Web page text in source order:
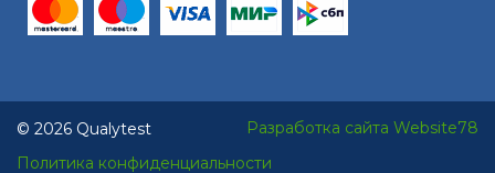
Разработка сайта Website78
© 2026 Qualytest
Политика конфиденциальности